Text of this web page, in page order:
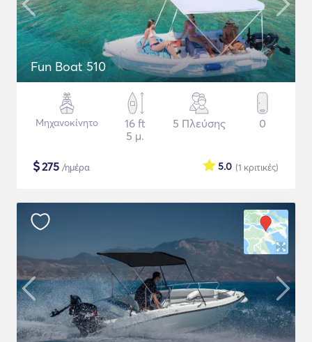
Fun Boat 510
Μηχανοκίνητο
16 ft
5 μ.
5 Πλεύσης 0
$275 /ημέρα (1 κριτικές)
5.0